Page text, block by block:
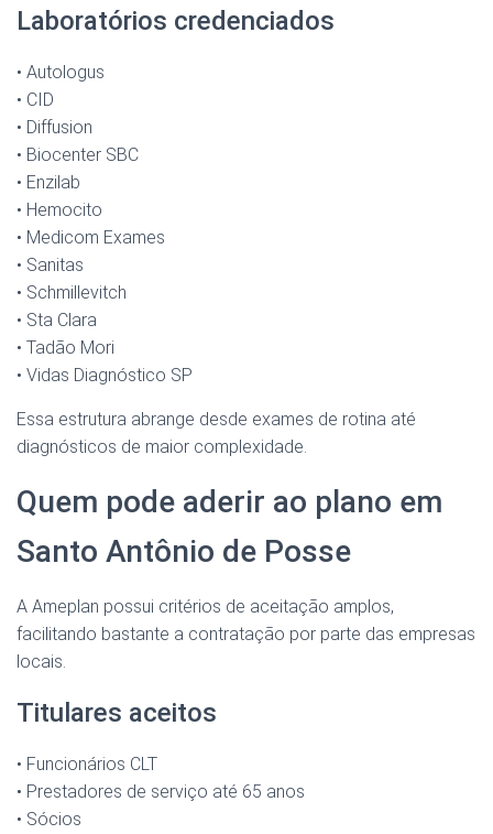
Laboratórios credenciados
• Autologus
• CID
• Diffusion
• Biocenter SBC
• Enzilab
• Hemocito
• Medicom Exames
• Sanitas
• Schmillevitch
• Sta Clara
• Tadão Mori
• Vidas Diagnóstico SP
Essa estrutura abrange desde exames de rotina até
diagnósticos de maior complexidade.
Quem pode aderir ao plano em
Santo Antônio de Posse
A Ameplan possui critérios de aceitação amplos,
facilitando bastante a contratação por parte das empresas
locais.
Titulares aceitos
• Funcionários CLT
• Prestadores de serviço até 65 anos
• Sócios